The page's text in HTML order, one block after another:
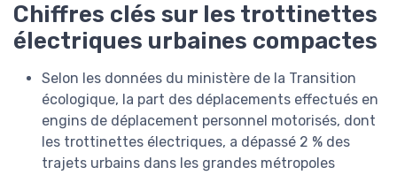
Chiffres clés sur les trottinettes
électriques urbaines compactes
Selon les données du ministère de la Transition
écologique, la part des déplacements effectués en
engins de déplacement personnel motorisés, dont
les trottinettes électriques, a dépassé 2 % des
trajets urbains dans les grandes métropoles